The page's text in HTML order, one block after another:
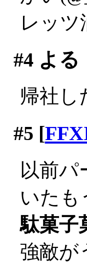
レッツ
#4よる
帰社し
#5 [
以前パ
いたも
駄菓子
強敵が